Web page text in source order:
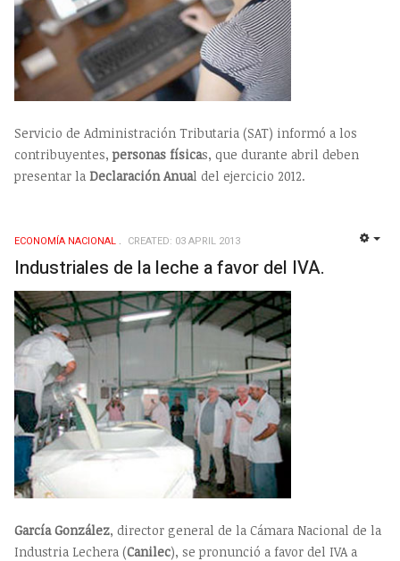
Servicio de Administración Tributaria (SAT) informó a los
contribuyentes,personas físicas, que durante abril deben
presentar la Declaración Anual del ejercicio 2012.
ECONOMÍ­A NACIONAL CREATED: 03 APRIL 2013
Industriales de la leche a favor del IVA.
García González, director general de la Cámara Nacional de la
Industria Lechera (Canilec), se pronunció a favor del IVA a